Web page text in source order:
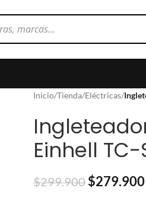
Inicio/Tienda/Eléctricas/
Einhell TC-
$299.900 $279.900